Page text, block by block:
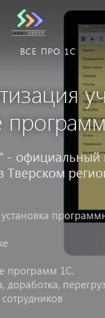
ВСЕ ПРО 1С
официальный
Тверском
программ 1С.
доработка,